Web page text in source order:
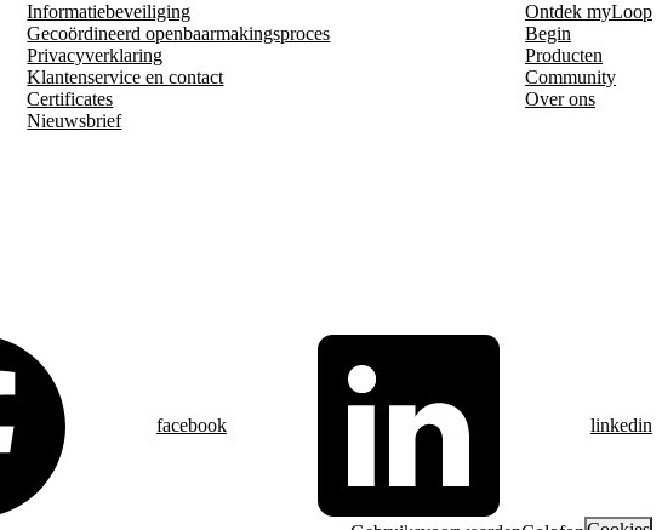
Informatiebeveiliging
Gecoördineerd openbaarmakingsproces
Privacyverklaring
Klantenservice en contact
Certificates
Nieuwsbrief
Ontdek myLoop
Begin
Producten
Community
Over ons
facebook linkedin